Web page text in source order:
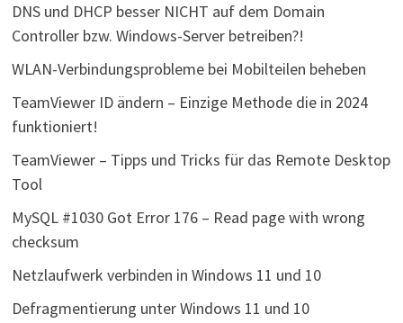
DNS und DHCP besser NICHT auf dem Domain
Controller bzw. Windows-Server betreiben?!
WLAN-Verbindungsprobleme bei Mobilteilen beheben
TeamViewer ID ändern – Einzige Methode die in 2024
funktioniert!
TeamViewer – Tipps und Tricks für das Remote Desktop
Tool
MySQL #1030 Got Error 176 – Read page with wrong
checksum
Netzlaufwerk verbinden in Windows 11 und 10
Defragmentierung unter Windows 11 und 10